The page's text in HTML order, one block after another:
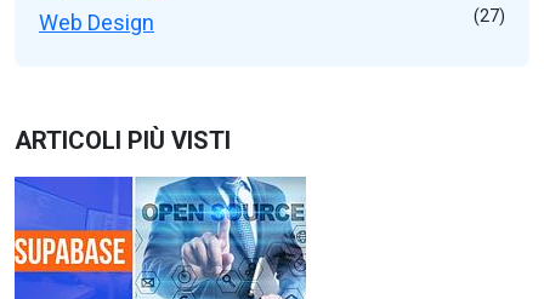
Web Design (27)
ARTICOLI PIÙ VISTI